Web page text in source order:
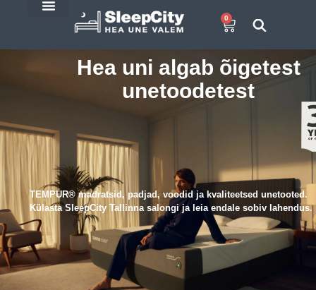
0
Hea uni algab õigetest
unetoodetest
TEMPUR® madratsid, padjad, voodid ja kvaliteetsed unetooted.
Külasta SleepCity Tallinna salongi ja leia endale sobiv lahendus.